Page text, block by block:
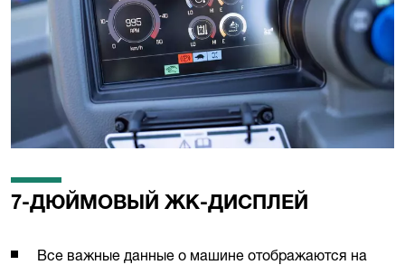
7-ДЮЙМОВЫЙ ЖК-ДИСПЛЕЙ
Все важные данные о машине отображаются на